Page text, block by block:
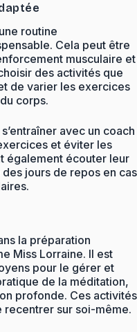
routine
Cela peut être
musculaire et
des activités que
de varier les exercices
corps.
avec un coach
et éviter les
également écouter leur
jours de repos en cas
la préparation
Miss Lorraine. Il est
pour le gérer et
de la méditation,
profonde. Ces activités
sur soi-même.